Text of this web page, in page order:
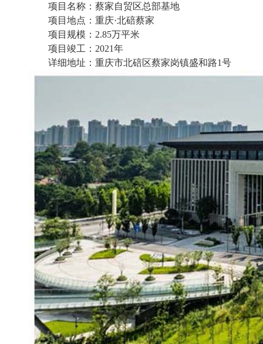
项目名称：蔡家自贸区总部基地
项目地点：重庆·北碚蔡家
项目规模：2.85万平米
项目竣工：2021年
详细地址：重庆市北碚区蔡家岗镇盛和路1号